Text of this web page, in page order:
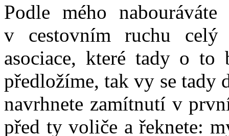
Podle mého
v cestovním ruchu
asociace, které tady o
předložíme, tak vy se tady
navrhnete zamítnutí v
před ty voliče a řeknete: